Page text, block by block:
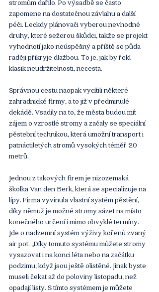
stromům dařilo. Po výsadbě se často
zapomene na dostatečnou závlahu a další
péči. Leckdy plánovači vyberou nevhodné
druhy, které sežerou škůdci, takže se projekt
vyhodnotí jako neúspěšný a příště se půda
raději přikryje dlažbou. To je, jak by řekl
klasik neudržitelnosti, necesta.
Správnou cestu naopak vycítili některé
zahradnické firmy, a to již v předminulé
dekádě. Vsadily na to, že města budou mít
zájem o vzrostlé stromy a začaly se speciální
pěstební technikou, která umožní transport i
patnáctiletých stromů vysokých téměř 20
metrů.
Jednou z takových firem je nizozemská
školka Van den Berk, která se specializuje na
lípy. Firma vyvinula vlastní systém pěstění,
díky němuž je možné stromy sázet na místo
konečného určení i mimo obvyklé termíny.
Jde o nadzemní systém výživy kořenů zvaný
air pot. „Díky tomuto systému můžete stromy
vysazovat i na konci léta nebo na začátku
podzimu, když jsou ještě olistěné. Jinak byste
museli čekat až do poloviny listopadu, než
opadají listy. S tímto systémem je můžete